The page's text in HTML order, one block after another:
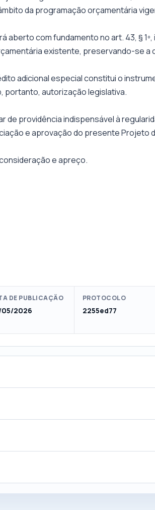
da programação orçamentária
aberto com fundamento no art. 43, § 1º,
existente, preservando-se a
adicional especial constitui o
portanto, autorização legislativa.
de providência indispensável à
e aprovação do presente Projeto
e apreço.
DE PUBLICAÇÃO
2026
PROTOCOLO
2255ed77